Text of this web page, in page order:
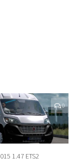
0
1.47 ETS2